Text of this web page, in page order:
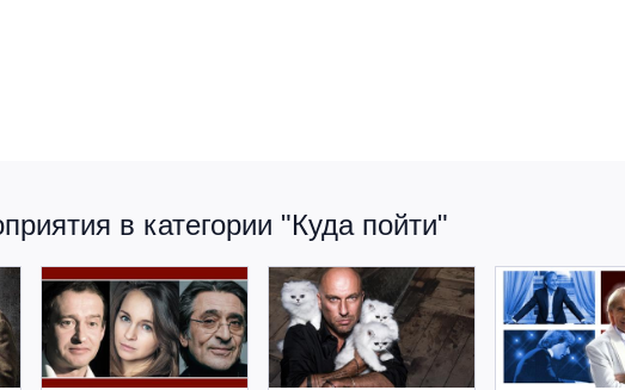
в категории "Куда пойти"